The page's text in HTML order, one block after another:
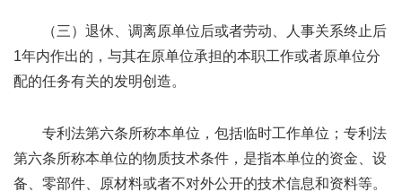
（三）退休、调离原单位后或者劳动、人事关系终止后
1年内作出的，与其在原单位承担的本职工作或者原单位分
配的任务有关的发明创造。
专利法第六条所称本单位，包括临时工作单位；专利法
第六条所称本单位的物质技术条件，是指本单位的资金、设
备、零部件、原材料或者不对外公开的技术信息和资料等。